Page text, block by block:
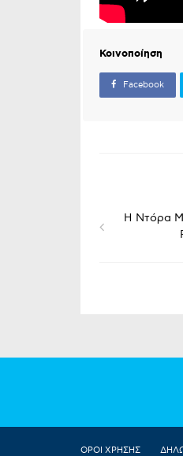
Κοινοποίηση
Facebook
Η Ντόρα
ΟΡΟΙ ΧΡΗΣΗΣ